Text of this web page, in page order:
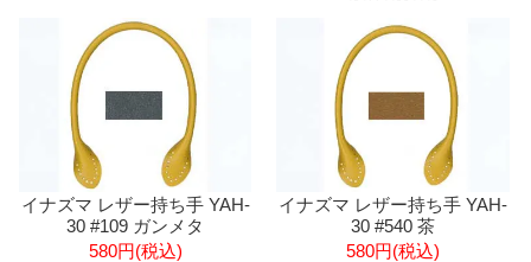
イナズマ レザー持ち手 YAH-
30 #109 ガンメタ
580円(税込)
イナズマ レザー持ち手 YAH-
30 #540 茶
580円(税込)